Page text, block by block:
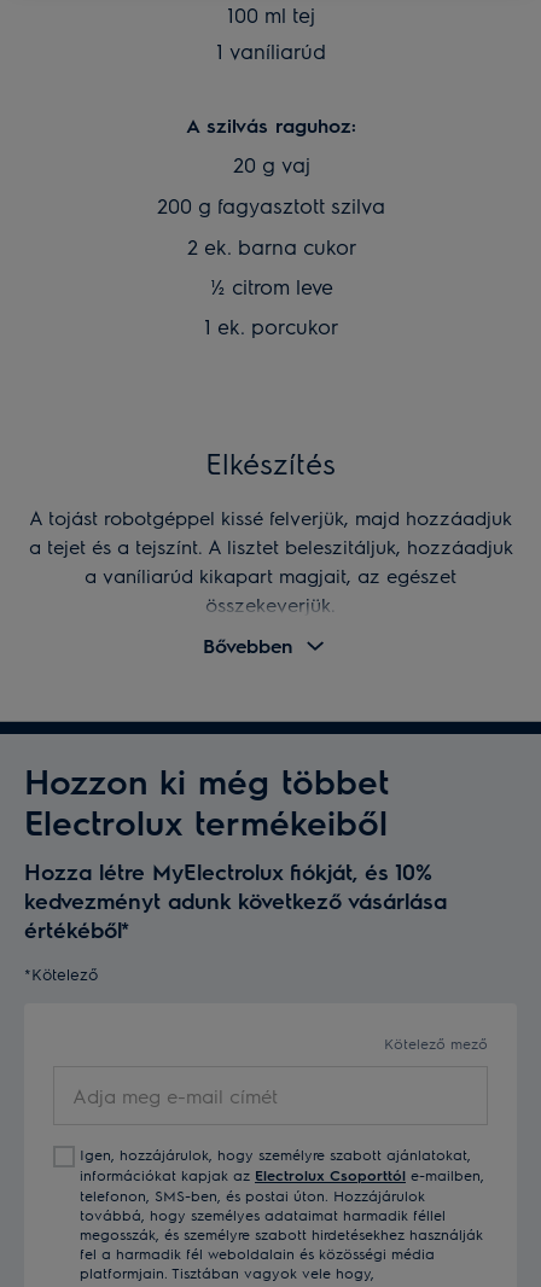
100 ml tej
1 vaníliarúd
A szilvás raguhoz:
20 g vaj
200 g fagyasztott szilva
2 ek. barna cukor
½ citrom leve
1 ek. porcukor
Elkészítés
A tojást robotgéppel kissé felverjük, majd hozzáadjuk
a tejet és a tejszínt. A lisztet beleszitáljuk, hozzáadjuk
a vaníliarúd kikapart magjait, az egészet
összekeverjük.
MEGNÉZEK EGY ASSISTENT ROBOTGÉPET
beleöntjük a tésztát, majd 200 fokra előmelegített
MEGNÉZEK EGY GŐZ FUNKCIÓS TŰZHELYET
vajat és kissé hagyjuk megbarnulni, rádobjuk a
feldarabolt szilvát. Megszórjuk barna cukorral, és
összerázzuk. Ha a cukor felolvadt, ráfacsarjuk a
A megsült tésztára öntjük a meleg szilvaragut, és
Elkészítési idő: 30 perc
Bővebben
Hozzon ki még többet
Electrolux termékeiből
Hozza létre MyElectrolux fiókját, és 10%
kedvezményt adunk következő vásárlása
értékéből*
*Kötelező
Kötelező mező
meg
mail
címét
Igen, hozzájárulok, hogy személyre szabott ajánlatokat,
információkat kapjak az Electrolux Csoporttól e-mailben,
telefonon, SMS-ben, és postai úton. Hozzájárulok
továbbá, hogy személyes adataimat harmadik féllel
megosszák, és személyre szabott hirdetésekhez használják
fel a harmadik fél weboldalain és közösségi média
platformjain. Tisztában vagyok vele hogy,